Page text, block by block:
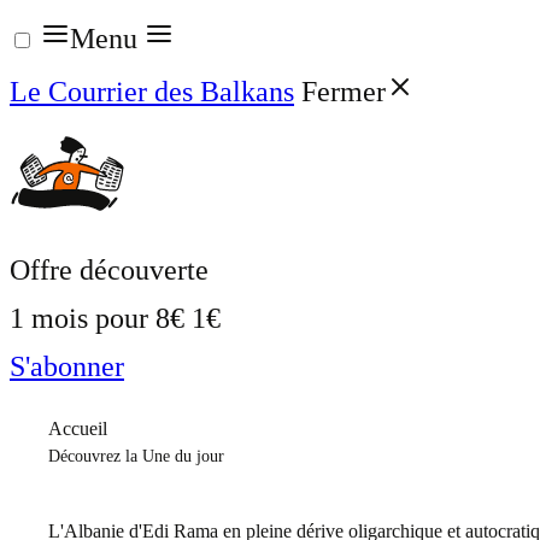
Aller
au
contenu
Menu
Le Courrier des Balkans Fermer
Offre découverte
1 mois pour 8€ 1€
S'abonner
Accueil
Découvrez la Une du jour
L'Albanie d'Edi Rama en pleine dérive oligarchique et